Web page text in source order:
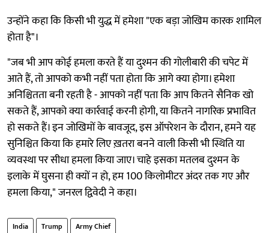
उन्होंने कहा कि किसी भी युद्ध में हमेशा "एक बड़ा जोखिम कारक शामिल
होता है"।
"जब भी आप कोई हमला करते हैं या दुश्मन की गोलीबारी की चपेट में
आते हैं, तो आपको कभी नहीं पता होता कि आगे क्या होगा। हमेशा
अनिश्चितता बनी रहती है - आपको नहीं पता कि आप कितने सैनिक खो
सकते हैं, आपको क्या कार्रवाई करनी होगी, या कितने नागरिक प्रभावित
हो सकते हैं। इन जोखिमों के बावजूद, इस ऑपरेशन के दौरान, हमने यह
सुनिश्चित किया कि हमारे लिए ख़तरा बनने वाली किसी भी स्थिति या
व्यवस्था पर सीधा हमला किया जाए। चाहे इसका मतलब दुश्मन के
इलाके में घुसना ही क्यों न हो, हम 100 किलोमीटर अंदर तक गए और
हमला किया," जनरल द्विवेदी ने कहा।
India Trump Army Chief